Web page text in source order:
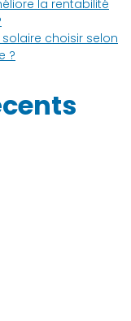
la rentabilité
choisir selon
?